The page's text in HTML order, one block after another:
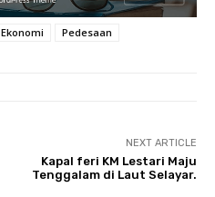
Ekonomi Pedesaan
NEXT ARTICLE
Kapal feri KM Lestari Maju
Tenggalam di Laut Selayar.